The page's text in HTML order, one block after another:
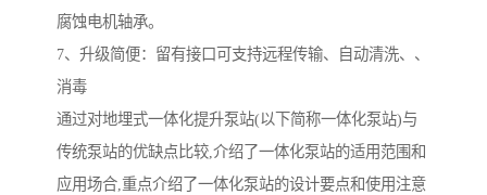
腐蚀电机轴承。
7、升级简便：留有接口可支持远程传输、自动清洗、、
消毒
通过对地埋式一体化提升泵站(以下简称一体化泵站)与
传统泵站的优缺点比较,介绍了一体化泵站的适用范围和
应用场合,重点介绍了一体化泵站的设计要点和使用注意